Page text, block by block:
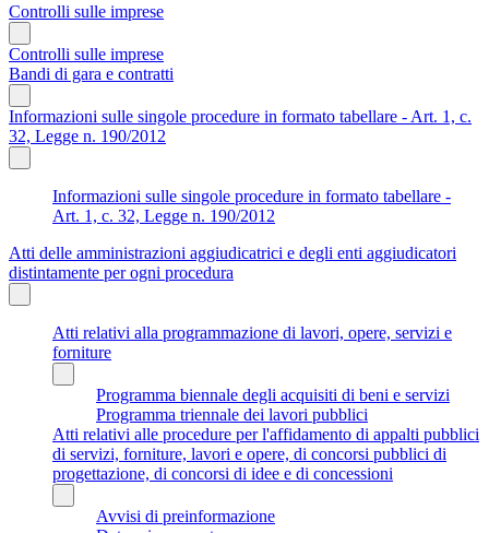
Controlli sulle imprese
Controlli sulle imprese
Bandi di gara e contratti
Informazioni sulle singole procedure in formato tabellare - Art. 1, c.
32, Legge n. 190/2012
Informazioni sulle singole procedure in formato tabellare -
Art. 1, c. 32, Legge n. 190/2012
Atti delle amministrazioni aggiudicatrici e degli enti aggiudicatori
distintamente per ogni procedura
Atti relativi alla programmazione di lavori, opere, servizi e
forniture
Programma biennale degli acquisiti di beni e servizi
Programma triennale dei lavori pubblici
Atti relativi alle procedure per l'affidamento di appalti pubblici
di servizi, forniture, lavori e opere, di concorsi pubblici di
progettazione, di concorsi di idee e di concessioni
Avvisi di preinformazione